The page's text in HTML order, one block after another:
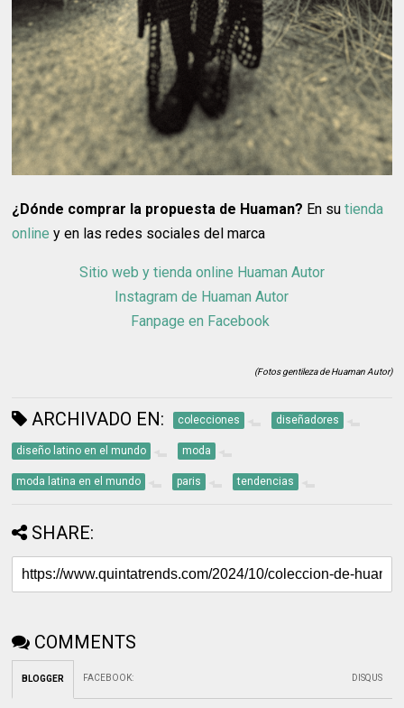
¿Dónde comprar la propuesta de Huaman? En sutienda
online y en las redes sociales del marca
Sitio web y tienda online Huaman Autor
Instagram de Huaman Autor
Fanpage en Facebook
(Fotos gentileza de Huaman Autor)
ARCHIVADO EN: colecciones diseñadores
diseño latino en el mundo moda
moda latina en el mundo paris tendencias
SHARE:
COMMENTS
BLOGGER FACEBOOK: DISQUS